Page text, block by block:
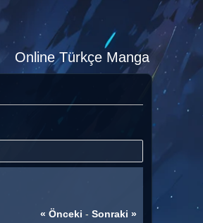
Online Türkçe Manga
« Önceki - Sonraki »